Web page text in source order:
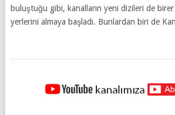
buluştuğu gibi, kanalların yeni dizileri de
yerlerini almaya başladı. Bunlardan biri de
YAZILAR